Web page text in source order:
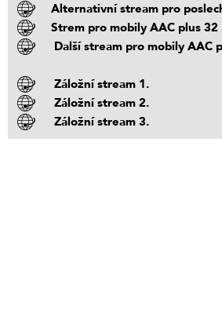
Alternativní stream pro
Strem pro mobily AAC plus 32
Další stream pro mobily AAC
Záložní stream 1.
Záložní stream 2.
Záložní stream 3.